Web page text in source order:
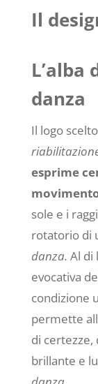
Il
L’alba
danza
Il logo
esprime
sole e i
rotatorio di
danza. Al di
evocativa
condizione
permette
di certezze,
brillante e